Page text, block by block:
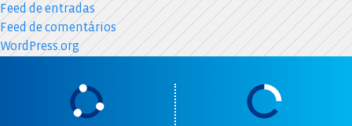
Feed de entradas
Feed de comentários
WordPress.org